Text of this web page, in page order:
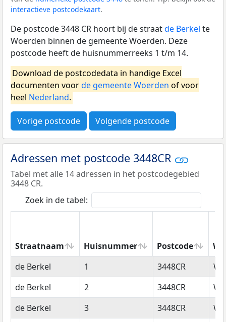
interactieve postcodekaart.
De postcode 3448 CR hoort bij de straatde Berkel te
Woerden binnen de gemeente Woerden. Deze
postcode heeft de huisnummerreeks 1 t/m 14.
Download de postcodedata in handige Excel
documenten voorde gemeente Woerden of voor
heel Nederland.
Vorige postcode Volgende postcode
Adressen met postcode 3448CR
Tabel met alle 14 adressen in het postcodegebied
3448 CR.
Zoek in de tabel:
Straatnaam Huisnummer Postcode
Straatnaam
Huisnummer Postcode
de Berkel 1 3448CR
de Berkel
2 3448CR
de Berkel
3 3448CR